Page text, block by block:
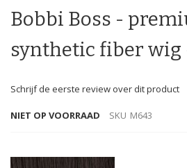
het
begin
de
afbeeldingen-
Bobbi Boss -
synthetic fiber wig
Schrijf de eerste review over dit product
NIET OP VOORRAAD SKU M643
productitems